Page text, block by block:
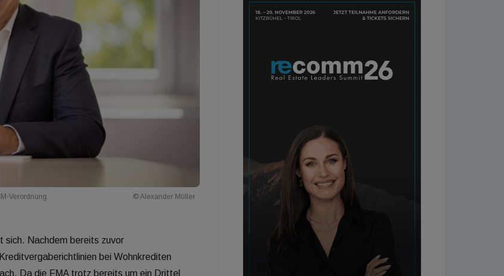
Verordnung © Alexander Müller
sich. Nachdem bereits zuvor
bei Wohnkrediten
Da die FMA trotz bereits um ein Drittel